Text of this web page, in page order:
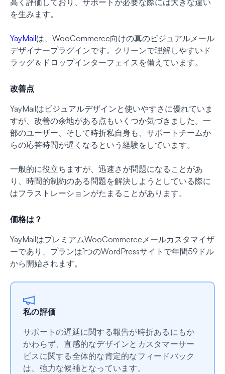
高く評価しており、サポートが必要な際には大きな違い
を生みます。
YayMailは、WooCommerce向けの真のビジュアルメール
デザイナープラグインです。クリーンで理解しやすいド
ラッグ＆ドロップインターフェイスを備えています。
改善点
YayMailはビジュアルデザインと使いやすさに優れていま
すが、改善の余地がある点もいくつか気づきました。一
部のユーザー、そして時折私自身も、サポートチームか
らの応答時間が遅くなるという経験をしています。
一般的に役立ちますが、迅速さが問題になることがあ
り、時間的制約のある問題を解決しようとしている際に
はフラストレーションがたまることがあります。
価格は？
YayMailはプレミアムWooCommerceメールカスタマイザ
ーであり、プランは1つのWordPressサイトで年間59ドル
から開始されます。
私の評価
サポートの遅延に関する報告が時折あるにもか
かわらず、直感的なデザインとカスタマーサー
ビスに関する全体的な肯定的なフィードバック
は、強力な候補となっています。